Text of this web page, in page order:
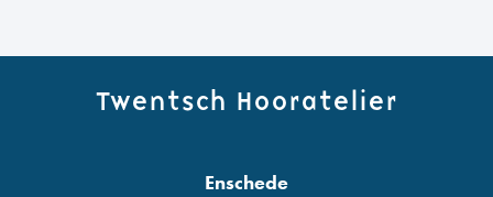
Twentsch Hooratelier
Enschede